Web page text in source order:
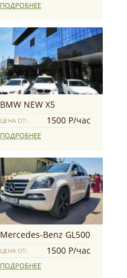
ПОДРОБНЕЕ
BMW NEW X5
ЦЕНА ОТ: 1500 Р/час
ПОДРОБНЕЕ
Mercedes-Benz GL500
ЦЕНА ОТ: 1500 Р/час
ПОДРОБНЕЕ